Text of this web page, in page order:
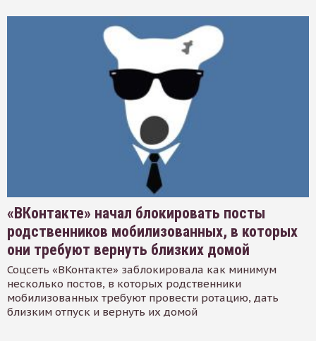
«ВКонтакте» начал блокировать посты
родственников мобилизованных, в которых
они требуют вернуть близких домой
Соцсеть «ВКонтакте» заблокировала как минимум
несколько постов, в которых родственники
мобилизованных требуют провести ротацию, дать
близким отпуск и вернуть их домой